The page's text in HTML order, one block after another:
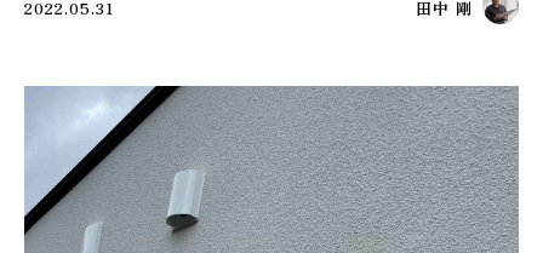
2022.05.31 田中 剛